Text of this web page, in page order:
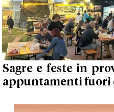
Sagre e feste in
appuntamenti fuori